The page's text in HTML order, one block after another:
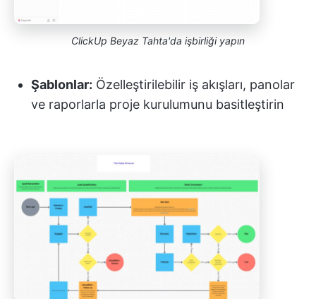
ClickUp Beyaz Tahta'da işbirliği yapın
Şablonlar: Özelleştirilebilir iş akışları, panolar
ve raporlarla proje kurulumunu basitleştirin